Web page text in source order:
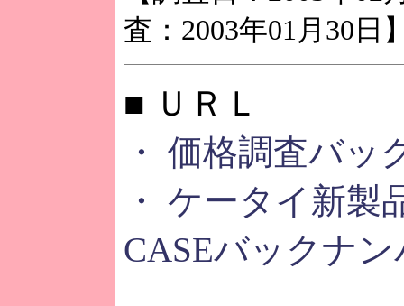
査：2003年01月30日
■ ＵＲＬ
・ 価格調査バッ
・ ケータイ新製
CASEバックナン